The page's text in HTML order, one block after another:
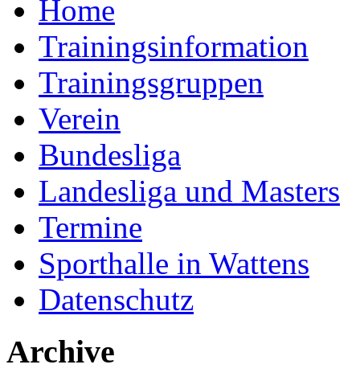
Home
Trainingsinformation
Trainingsgruppen
Verein
Bundesliga
Landesliga und Masters
Termine
Sporthalle in Wattens
Datenschutz
Archive